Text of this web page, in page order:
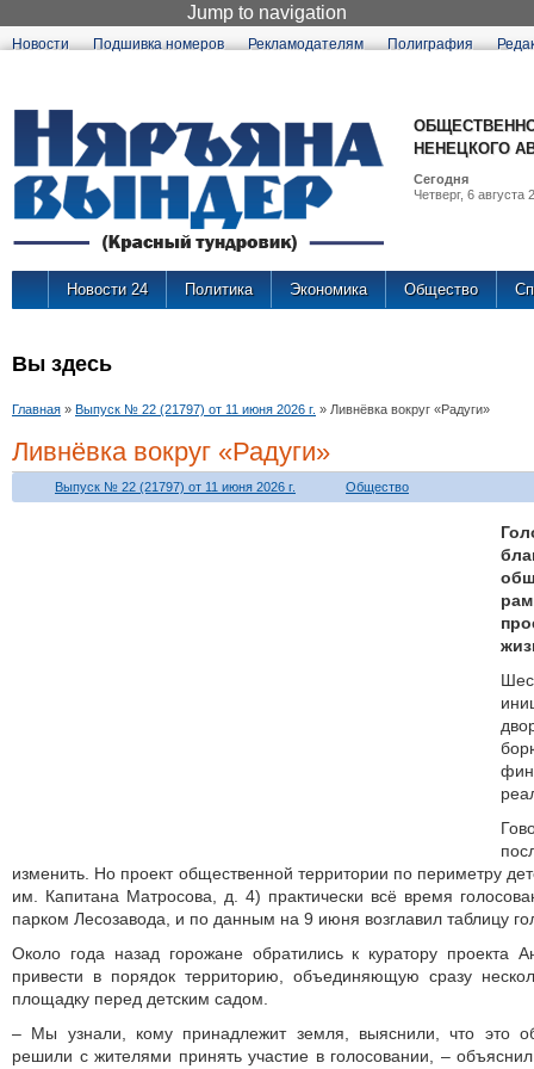
Jump to navigation
Новости Подшивка номеров Рекламодателям Полиграфия
НЕНЕЦКОГО
Сегодня
Четверг, 6 августа
Новости 24 Политика Экономика Общество
Вы здесь
Главная » Выпуск № 22 (21797) от 11 июня 2026 г. » Ливнёвка вокруг «Радуги»
Ливнёвка вокруг «Радуги»
Выпуск № 22 (21797) от 11 июня 2026 г. Общество
изменить. Но проект общественной территории по периметру
им. Капитана Матросова, д. 4) практически всё время
парком Лесозавода, и по данным на 9 июня возглавил таблицу
Около года назад горожане обратились к куратору проекта
привести в порядок территорию, объединяющую сразу
площадку перед детским садом.
– Мы узнали, кому принадлежит земля, выяснили, что это
решили с жителями принять участие в голосовании, –